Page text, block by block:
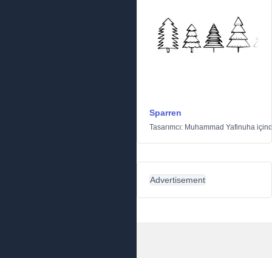
Sparren
Tasarımcı: Muhammad Yafinuha
Advertisement